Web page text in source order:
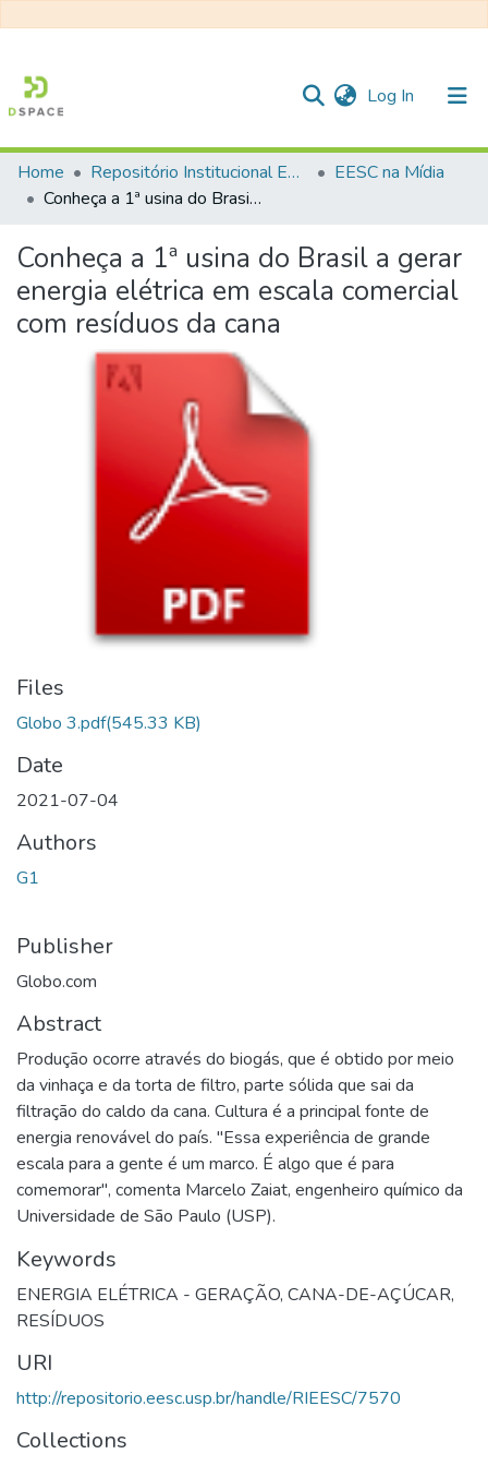
Log In (current)
Communities & Collections
Statistics
Home Repositório Institucional EESC
EESC na Mídia
Conheça a 1ª usina do Brasil a gerar energia elétrica em escala comercial com resíduos da cana
Conheça a 1ª usina do Brasil a gerar
energia elétrica em escala comercial
com resíduos da cana
Files
Globo 3.pdf(545.33 KB)
Date
2021-07-04
Authors
G1
Publisher
Globo.com
Abstract
Produção ocorre através do biogás, que é obtido por meio
da vinhaça e da torta de filtro, parte sólida que sai da
filtração do caldo da cana. Cultura é a principal fonte de
energia renovável do país. "Essa experiência de grande
escala para a gente é um marco. É algo que é para
comemorar", comenta Marcelo Zaiat, engenheiro químico da
Universidade de São Paulo (USP).
Keywords
ENERGIA ELÉTRICA - GERAÇÃO, CANA-DE-AÇÚCAR,
RESÍDUOS
URI
http://repositorio.eesc.usp.br/handle/RIEESC/7570
Collections